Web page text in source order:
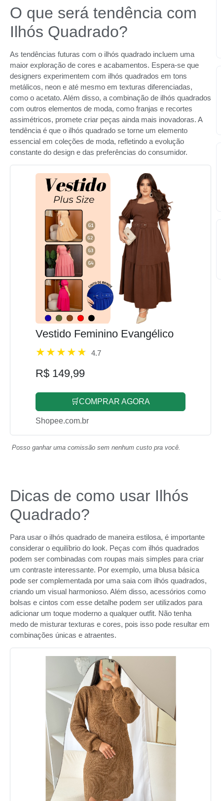
O que será tendência com
Ilhós Quadrado?
As tendências futuras com o ilhós quadrado incluem uma
maior exploração de cores e acabamentos. Espera-se que
designers experimentem com ilhós quadrados em tons
metálicos, neon e até mesmo em texturas diferenciadas,
como o acetato. Além disso, a combinação de ilhós quadrados
com outros elementos de moda, como franjas e recortes
assimétricos, promete criar peças ainda mais inovadoras. A
tendência é que o ilhós quadrado se torne um elemento
essencial em coleções de moda, refletindo a evolução
constante do design e das preferências do consumidor.
Vestido Feminino Evangélico
4.7
R$ 149,99
🛒COMPRAR AGORA
Shopee.com.br
Posso ganhar uma comissão sem nenhum custo pra você.
Dicas de como usar Ilhós
Quadrado?
Para usar o ilhós quadrado de maneira estilosa, é importante
considerar o equilíbrio do look. Peças com ilhós quadrados
podem ser combinadas com roupas mais simples para criar
um contraste interessante. Por exemplo, uma blusa básica
pode ser complementada por uma saia com ilhós quadrados,
criando um visual harmonioso. Além disso, acessórios como
bolsas e cintos com esse detalhe podem ser utilizados para
adicionar um toque moderno a qualquer outfit. Não tenha
medo de misturar texturas e cores, pois isso pode resultar em
combinações únicas e atraentes.